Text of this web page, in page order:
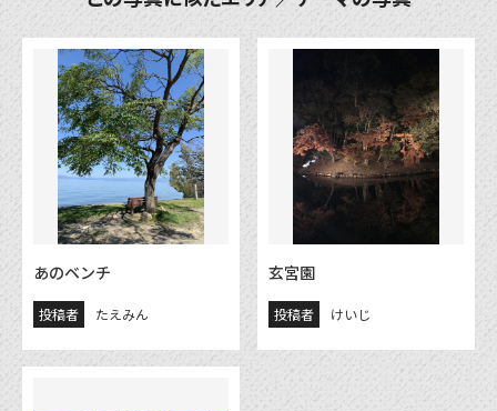
あのベンチ
投稿者 たえみん
玄宮園
投稿者 けいじ